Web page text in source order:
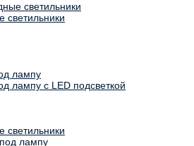
светильники
светильники
лампу
лампу с LED подсветкой
светильники
лампу